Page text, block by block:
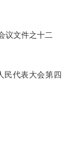
文件之十二
代表大会第四